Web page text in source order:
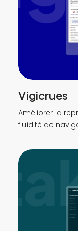
Vigicrues
Améliorer la
fluidité de